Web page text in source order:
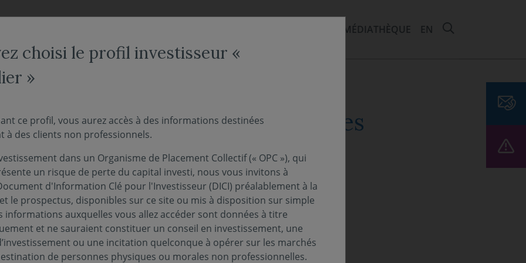
MÉDIATHÈQUE EN
- Modifications apportées
réglementaire de vos
choisi le profil investisseur «
»
ce profil, vous aurez accès à des informations destinées
à des clients non professionnels.
dans un Organisme de Placement Collectif (« OPC »), qui
un risque de perte du capital investi, nous vous invitons à
d'Information Clé pour l'Investisseur (DICI) préalablement à la
le prospectus, disponibles sur ce site ou mis à disposition sur simple
informations auxquelles vous allez accéder sont données à titre
et ne sauraient constituer un conseil en investissement, une
ou une incitation quelconque à opérer sur les marchés
de personnes physiques ou morales non professionnelles.